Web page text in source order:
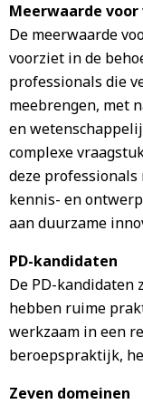
Meerwaarde
De meerwaarde
voorziet in de
professionals die
meebrengen, met
en
complexe
deze
kennis- en
aan duurzame
PD-kandidaten
De PD-kandidaten
hebben ruime
werkzaam in een
beroepspraktijk,
Zeven domeinen